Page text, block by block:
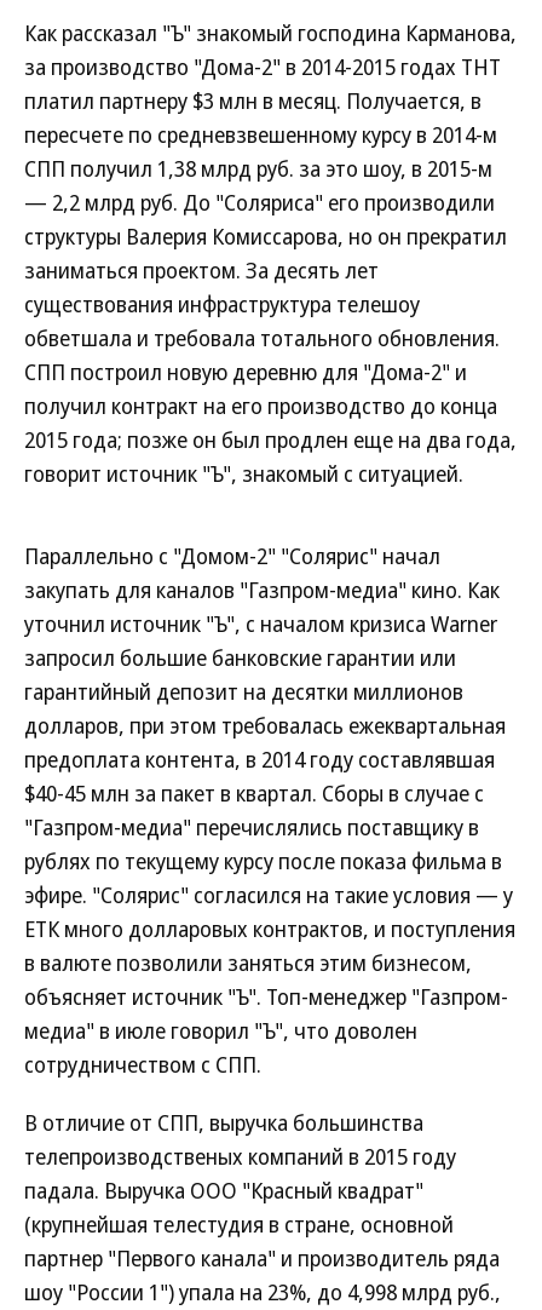
Как рассказал "Ъ" знакомый господина Карманова,
за производство "Дома-2" в 2014-2015 годах ТНТ
платил партнеру $3 млн в месяц. Получается, в
пересчете по средневзвешенному курсу в 2014-м
СПП получил 1,38 млрд руб. за это шоу, в 2015-м
— 2,2 млрд руб. До "Соляриса" его производили
структуры Валерия Комиссарова, но он прекратил
заниматься проектом. За десять лет
существования инфраструктура телешоу
обветшала и требовала тотального обновления.
СПП построил новую деревню для "Дома-2" и
получил контракт на его производство до конца
2015 года; позже он был продлен еще на два года,
говорит источник "Ъ", знакомый с ситуацией.
Параллельно с "Домом-2" "Солярис" начал
закупать для каналов "Газпром-медиа" кино. Как
уточнил источник "Ъ", с началом кризиса Warner
запросил большие банковские гарантии или
гарантийный депозит на десятки миллионов
долларов, при этом требовалась ежеквартальная
предоплата контента, в 2014 году составлявшая
$40-45 млн за пакет в квартал. Сборы в случае с
"Газпром-медиа" перечислялись поставщику в
рублях по текущему курсу после показа фильма в
эфире. "Солярис" согласился на такие условия — у
ЕТК много долларовых контрактов, и поступления
в валюте позволили заняться этим бизнесом,
объясняет источник "Ъ". Топ-менеджер "Газпром-
медиа" в июле говорил "Ъ", что доволен
сотрудничеством с СПП.
В отличие от СПП, выручка большинства
телепроизводственых компаний в 2015 году
падала. Выручка ООО "Красный квадрат"
(крупнейшая телестудия в стране, основной
партнер "Первого канала" и производитель ряда
шоу "России 1") упала на 23%, до 4,998 млрд руб.,